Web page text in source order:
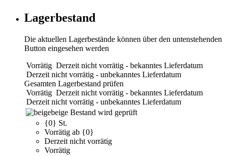
Lagerbestand
Die aktuellen Lagerbestände können über den untenstehenden
Button eingesehen werden
Vorrätig Derzeit nicht vorrätig - bekanntes Lieferdatum
Derzeit nicht vorrätig - unbekanntes Lieferdatum
Gesamten Lagerbestand prüfen
Vorrätig Derzeit nicht vorrätig - bekanntes Lieferdatum
Derzeit nicht vorrätig - unbekanntes Lieferdatum
beige Bestand wird geprüft
{0} St.
Vorrätig ab {0}
Derzeit nicht vorrätig
Vorrätig